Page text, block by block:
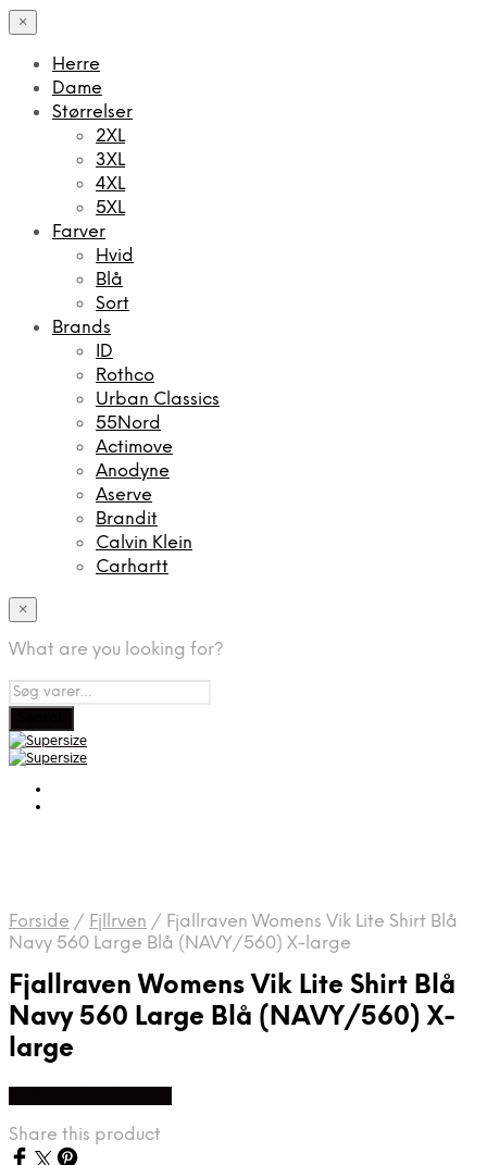
×
Herre
Dame
Størrelser
2XL
3XL
4XL
5XL
Farver
Hvid
Blå
Sort
Brands
ID
Rothco
Urban Classics
55Nord
Actimove
Anodyne
Aserve
Brandit
Calvin Klein
Carhartt
×
What are you looking for?
Forside / Fjllrven / Fjallraven Womens Vik Lite Shirt Blå
Navy 560 Large Blå (NAVY/560) X-large
Fjallraven Womens Vik Lite Shirt Blå
Navy 560 Large Blå (NAVY/560) X-
large
Share this product